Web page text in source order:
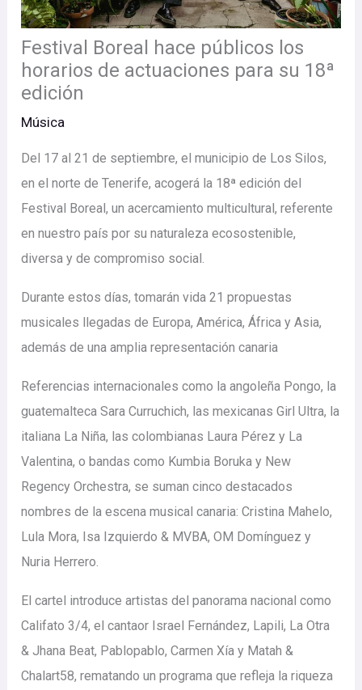
Festival Boreal hace públicos los
horarios de actuaciones para su 18ª
edición
Música
Del 17 al 21 de septiembre, el municipio de Los Silos,
en el norte de Tenerife, acogerá la 18ª edición del
Festival Boreal, un acercamiento multicultural, referente
en nuestro país por su naturaleza ecosostenible,
diversa y de compromiso social.
Durante estos días, tomarán vida 21 propuestas
musicales llegadas de Europa, América, África y Asia,
además de una amplia representación canaria
Referencias internacionales como la angoleña Pongo, la
guatemalteca Sara Curruchich, las mexicanas Girl Ultra, la
italiana La Niña, las colombianas Laura Pérez y La
Valentina, o bandas como Kumbia Boruka y New
Regency Orchestra, se suman cinco destacados
nombres de la escena musical canaria: Cristina Mahelo,
Lula Mora, Isa Izquierdo & MVBA, OM Domínguez y
Nuria Herrero.
El cartel introduce artistas del panorama nacional como
Califato 3/4, el cantaor Israel Fernández, Lapili, La Otra
& Jhana Beat, Pablopablo, Carmen Xía y Matah &
Chalart58, rematando un programa que refleja la riqueza